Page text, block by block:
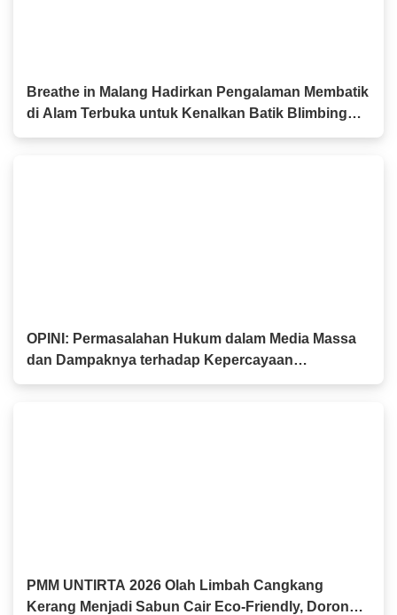
Breathe in Malang Hadirkan Pengalaman Membatik
di Alam Terbuka untuk Kenalkan Batik Blimbing
kepada Generasi Muda
OPINI: Permasalahan Hukum dalam Media Massa
dan Dampaknya terhadap Kepercayaan
Masyarakat
PMM UNTIRTA 2026 Olah Limbah Cangkang
Kerang Menjadi Sabun Cair Eco-Friendly, Dorong